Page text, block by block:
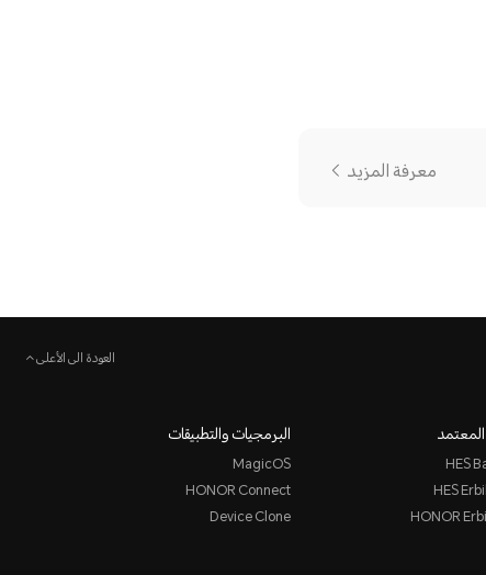
معرفة المزيد
العودة الى الأعلى
HES
HES
HONOR
البرمجيات والتطبيقات
MagicOS
HONOR Connect
Device Clone